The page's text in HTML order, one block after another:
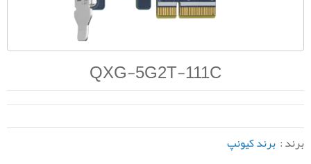
QXG-5G2T-111C
برند : برند کیونپ